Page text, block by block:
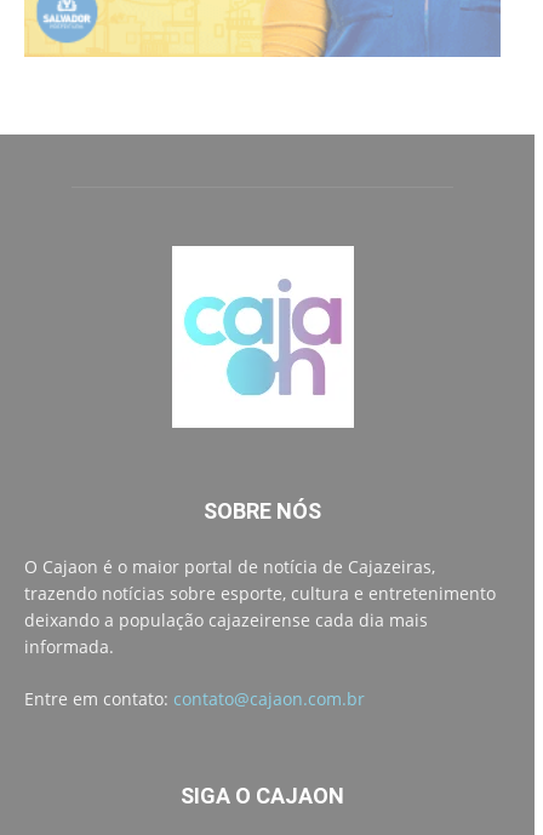
SOBRE NÓS
O Cajaon é o maior portal de notícia de Cajazeiras,
trazendo notícias sobre esporte, cultura e entretenimento
deixando a população cajazeirense cada dia mais
informada.
Entre em contato: contato@cajaon.com.br
SIGA O CAJAON